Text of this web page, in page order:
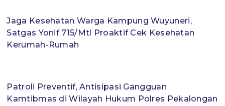
Jaga Kesehatan Warga Kampung Wuyuneri,
Satgas Yonif 715/Mtl Proaktif Cek Kesehatan
Kerumah-Rumah
Patroli Preventif, Antisipasi Gangguan
Kamtibmas di Wilayah Hukum Polres Pekalongan